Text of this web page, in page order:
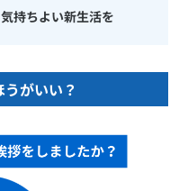
持ちよい新生活を
がいい？